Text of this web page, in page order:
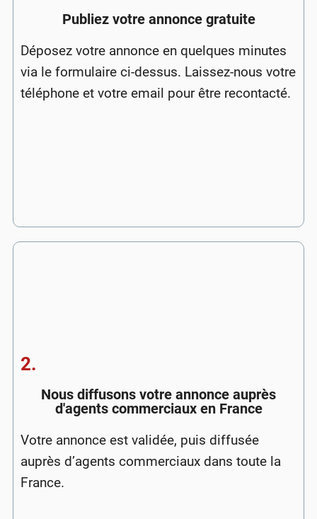
Publiez votre annonce gratuite
Déposez votre annonce en quelques minutes
via le formulaire ci-dessus. Laissez-nous votre
téléphone et votre email pour être recontacté.
2.
Nous diffusons votre annonce auprès
d'agents commerciaux en France
Votre annonce est validée, puis diffusée
auprès d’agents commerciaux dans toute la
France.